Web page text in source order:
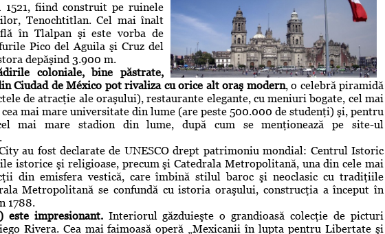
fiind construit pe ruinele
Tenochtitlan. Cel mai înalt
în Tlalpan şi este vorba de
Pico del Aguila şi Cruz del
depăşind 3.900 m.
coloniale, bine păstrate,
Ciudad de México pot rivaliza cu orice alt oraş modern, o celebră piramidă
de atracţie ale oraşului), restaurante elegante, cu meniuri bogate, cel mai
mai mare universitate din lume (are peste 500.000 de studenţi) şi, pentru
mai mare stadion din lume, după cum se menţionează pe site-ul
au fost declarate de UNESCO drept patrimoniu mondial: Centrul Istoric
istorice şi religioase, precum şi Catedrala Metropolitană, una din cele mai
din emisfera vestică, care îmbină stilul baroc şi neoclasic cu tradiţiile
Metropolitană se confundă cu istoria oraşului, construcţia a început în
1788.
este impresionant.Interiorul găzduieşte o grandioasă colecţie de picturi
Rivera. Cea mai faimoasă operă „Mexicanii în lupta pentru Libertate şi